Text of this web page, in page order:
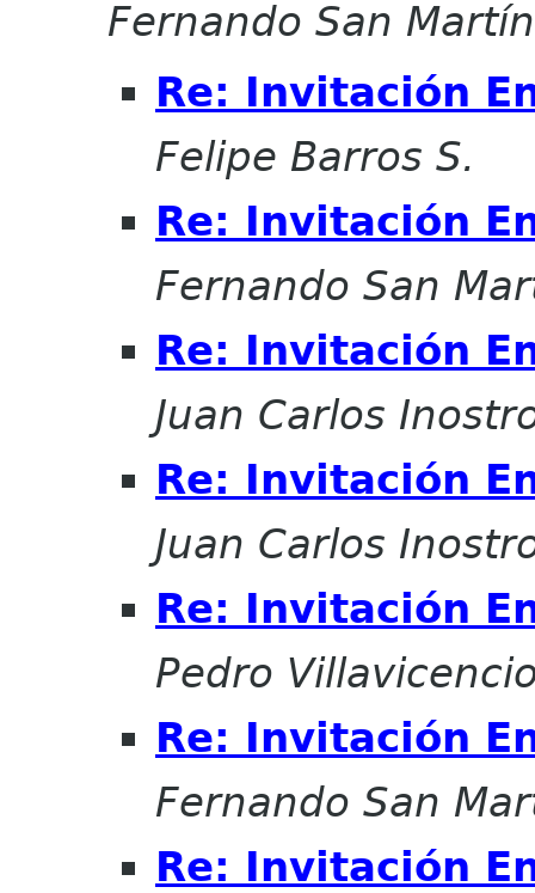
Fernando San
Re: Invitación
Felipe Barros S.
Re: Invitación
Fernando San
Re: Invitación
Juan Carlos
Re: Invitación
Juan Carlos
Re: Invitación
Pedro
Re: Invitación
Fernando San
Re: Invitación